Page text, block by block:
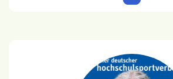
Olaf Garbe
Trainer